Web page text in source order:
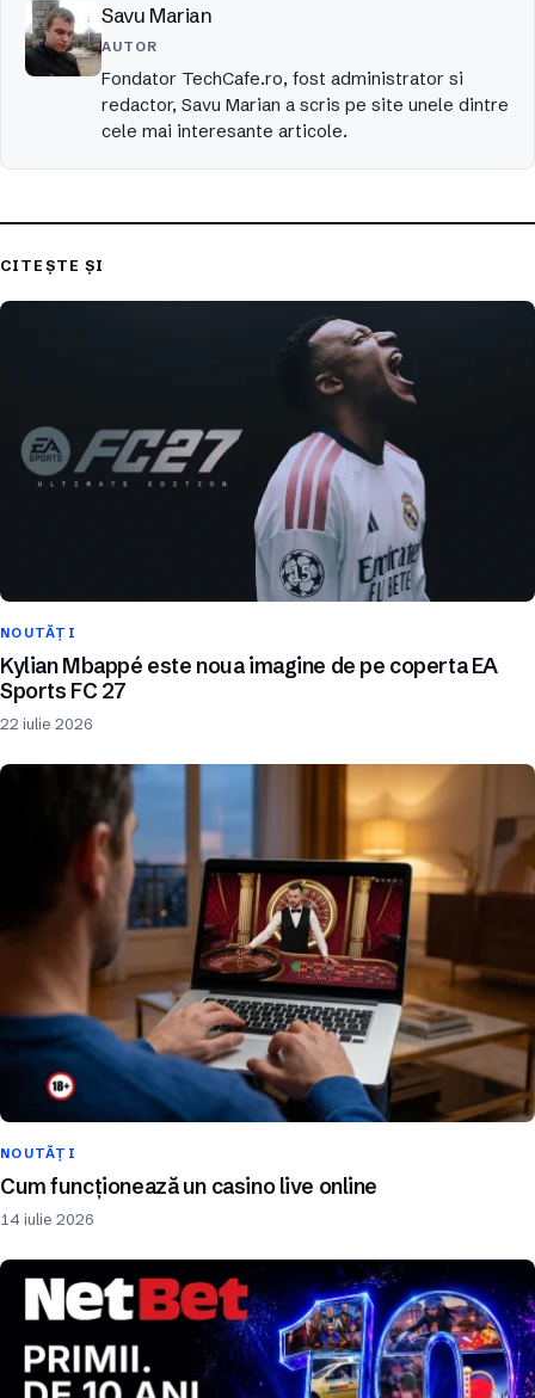
Savu Marian
AUTOR
Fondator TechCafe.ro, fost administrator si
redactor, Savu Marian a scris pe site unele dintre
cele mai interesante articole.
CITEȘTE ȘI
NOUTĂȚI
Kylian Mbappé este noua imagine de pe coperta EA
Sports FC 27
22 iulie 2026
NOUTĂȚI
Cum funcționează un casino live online
14 iulie 2026